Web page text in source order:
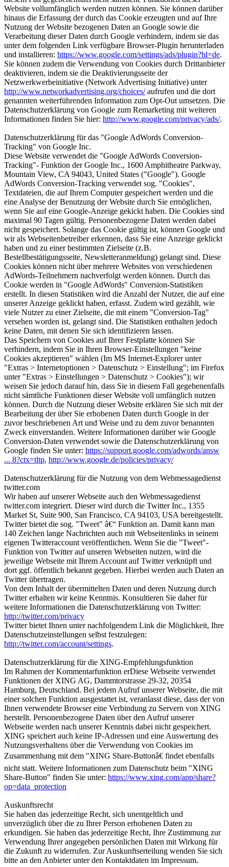
Website vollumfänglich werden nutzen können. Sie können darüber
hinaus die Erfassung der durch das Cookie erzeugten und auf Ihre
Nutzung der Website bezogenen Daten an Google sowie die
Verarbeitung dieser Daten durch Google verhindern, indem sie das
unter dem folgenden Link verfügbare Browser-Plugin herunterladen
und installieren: https://www.google.com/settings/ads/plugin?hl=de.
Sie können zudem die Verwendung von Cookies durch Drittanbieter
deaktivieren, indem sie die Deaktivierungsseite der
Netzwerkwerbeinitiative (Network Advertising Initiative) unter
http://www.networkadvertising.org/choices/aufrufen und die dort
genannten weiterführenden Information zum Opt-Out umsetzen. Die
Datenschutzerklärung von Google zum Remarketing mit weiteren
Informationen finden Sie hier: http://www.google.com/privacy/ads/.
Datenschutzerklärung für das "Google AdWords Conversion-
Tracking" von Google Inc.
Diese Website verwendet die "Google AdWords Conversion-
Tracking"- Funktion der Google Inc., 1600 Amphitheatre Parkway,
Mountain View, CA 94043, United States ("Google"). Google
AdWords Conversion-Tracking verwendet sog. "Cookies",
Textdateien, die auf Ihrem Computer gespeichert werden und die
eine Analyse der Benutzung der Website durch Sie ermöglichen,
wenn Sie auf eine Google-Anzeige gekickt haben. Die Cookies sind
maximal 90 Tagen gültig. Personenbezogene Daten werden dabei
nicht gespeichert. Solange das Cookie gültig ist, können Google und
wir als Webseitenbetreiber erkennen, dass Sie eine Anzeige geklickt
haben und zu einer bestimmten Zielseite (z.B.
Bestellbestätigungsseite, Newsletteranmeldung) gelangt sind. Diese
Cookies können nicht über mehrere Websites von verschiedenen
AdWords-Teilnehmern nachverfolgt werden können. Durch das
Cookie werden in "Google AdWords" Conversion-Statistiken
erstellt. In diesen Statistiken wird die Anzahl der Nutzer, die auf eine
unserer Anzeige geklickt haben, erfasst. Zudem wird gezählt, wie
viele Nutzer zu einer Zielseite, die mit einem "Conversion-Tag"
versehen worden ist, gelangt sind. Die Statistiken enthalten jedoch
keine Daten, mit denen Sie sich identifizieren lassen.
Das Speichern von Cookies auf Ihrer Festplatte können Sie
verhindern, indem Sie in Ihren Browser-Einstellungen "keine
Cookies akzeptieren" wählen (Im MS Internet-Explorer unter
"Extras > Internetoptionen > Datenschutz > Einstellung"; im Firefox
unter "Extras > Einstellungen > Datenschutz > Cookies"); wir
weisen Sie jedoch darauf hin, dass Sie in diesem Fall gegebenenfalls
nicht sämtliche Funktionen dieser Website voll umfänglich nutzen
können. Durch die Nutzung dieser Website erklären Sie sich mit der
Bearbeitung der über Sie erhobenen Daten durch Google in der
zuvor beschriebenen Art und Weise und zu dem zuvor benannten
Zweck einverstanden. Weitere Informationen darüber wie Google
Conversion-Daten verwendet sowie die Datenschutzerklärung von
Google finden Sie unter: https://support.google.com/adwords/answ
... 8?ctx=tltp, http://www.google.de/policies/privacy/
Datenschutzerklärung für die Nutzung von dem Webmessagedienst
twitter.com
Wir haben auf unserer Webseite auch den Webmessagedienst
twitter.com integriert. Dieser wird durch die Twitter Inc., 1355
Market St, Suite 900, San Francisco, CA 94103, USA bereitgestellt.
Twitter bietet die sog. "Tweet" â€“ Funktion an. Damit kann man
140 Zeichen lange Nachrichten auch mit Webseitenlinks in seinem
eigenen Twitteraccount veröffentlichen. Wenn Sie die "Tweet"-
Funktion von Twitter auf unseren Webseiten nutzen, wird die
jeweilige Webseite mit Ihrem Account auf Twitter verknüpft und
dort ggf. öffentlich bekannt gegeben. Hierbei werden auch Daten an
Twitter übertragen.
Von dem Inhalt der übermittelten Daten und deren Nutzung durch
Twitter erhalten wir keine Kenntnis. Konsultieren Sie daher für
weitere Informationen die Datenschutzerklärung von Twitter:
http://twitter.com/privacy
Twitter bietet Ihnen unter nachfolgendem Link die Möglichkeit, Ihre
Datenschutzeinstellungen selbst festzulegen:
http://twitter.com/account/settings.
Datenschutzerklärung für die XING-Empfehlungsfunktion
Im Rahmen der Kommentarfunktion erDiese Webseite verwendet
Funktionen der XING AG, Dammtorstrasse 29-32, 20354
Hamburg, Deutschland. Bei jedem Aufruf unserer Webseite, die mit
einer solchen Funktion ausgestattet ist, veranlasst diese, dass der von
Ihnen verwendete Browser eine Verbindung zu Servern von XING
herstellt. Personenbezogene Daten über den Aufruf unserer
Webseite werden nach unserer Kenntnis dabei nicht gespeichert.
XING speichert auch keine IP-Adressen und eine Auswertung des
Nutzungsverhaltens über die Verwendung von Cookies im
Zusammenhang mit dem "XING Share-Buttonâ€ findet ebenfalls
nicht statt. Weitere Informationen zum Datenschutz beim "XING
Share-Button" finden Sie unter: https://www.xing.com/app/share?
op=data_protection
Auskunftsrecht
Sie haben das jederzeitige Recht, sich unentgeltlich und
unverzüglich über die zu Ihrer Person erhobenen Daten zu
erkundigen. Sie haben das jederzeitige Recht, Ihre Zustimmung zur
Verwendung Ihrer angegeben persönlichen Daten mit Wirkung für
die Zukunft zu widerrufen. Zur Auskunftserteilung wenden Sie sich
bitte an den Anbieter unter den Kontaktdaten im Impressum.